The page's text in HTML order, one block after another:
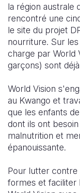
la région australe
rencontré une
le site du projet
nourriture. Sur
charge par World
garçons) sont
World Vision
au Kwango et
que les enfants
dont ils ont
malnutrition et
épanouissante.
Pour lutter contre
formes et faciliter